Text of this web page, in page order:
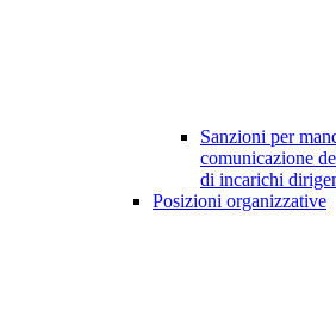
Sanzioni per
comunicazione
di incarichi
Posizioni organizzative